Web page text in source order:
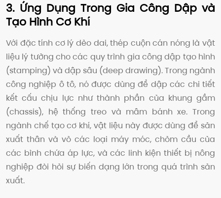
3. Ứng Dụng Trong Gia Công Dập và
Tạo Hình Cơ Khí
Với đặc tính cơ lý dẻo dai, thép cuộn cán nóng là vật
liệu lý tưởng cho các quy trình gia công dập tạo hình
(stamping) và dập sâu (deep drawing). Trong ngành
công nghiệp ô tô, nó được dùng để dập các chi tiết
kết cấu chịu lực như thành phần của khung gầm
(chassis), hệ thống treo và mâm bánh xe. Trong
ngành chế tạo cơ khí, vật liệu này được dùng để sản
xuất thân và vỏ các loại máy móc, chỏm cầu của
các bình chứa áp lực, và các linh kiện thiết bị nông
nghiệp đòi hỏi sự biến dạng lớn trong quá trình sản
xuất.